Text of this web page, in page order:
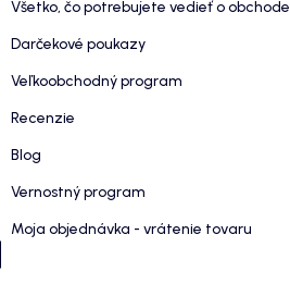
Všetko, čo potrebujete vedieť o obchode
Darčekové poukazy
Veľkoobchodný program
Recenzie
Blog
Vernostný program
Moja objednávka - vrátenie tovaru